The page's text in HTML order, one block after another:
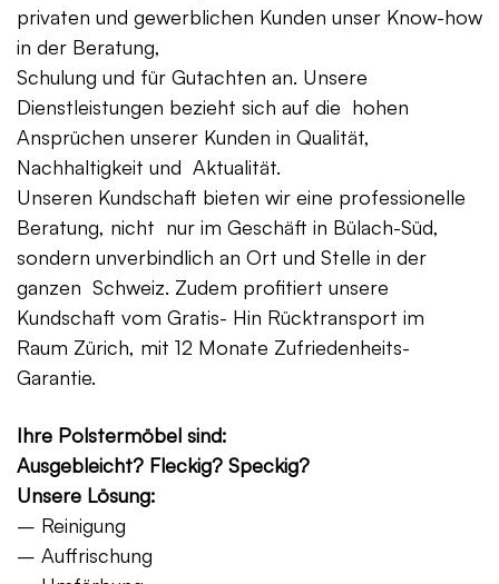
privaten und gewerblichen Kunden unser Know-how
in der Beratung,
Schulung und für Gutachten an. Unsere
Dienstleistungen bezieht sich auf die hohen
Ansprüchen unserer Kunden in Qualität,
Nachhaltigkeit und Aktualität.
Unseren Kundschaft bieten wir eine professionelle
Beratung, nicht nur im Geschäft in Bülach-Süd,
sondern unverbindlich an Ort und Stelle in der
ganzen Schweiz. Zudem profitiert unsere
Kundschaft vom Gratis- Hin Rücktransport im
Raum Zürich, mit 12 Monate Zufriedenheits-
Garantie.
Ihre Polstermöbel sind:
Ausgebleicht? Fleckig? Speckig?
Unsere Lösung:
– Reinigung
– Auffrischung